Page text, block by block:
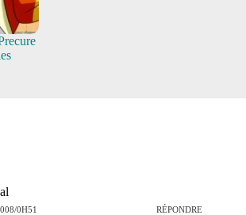
0H51 RÉPONDRE